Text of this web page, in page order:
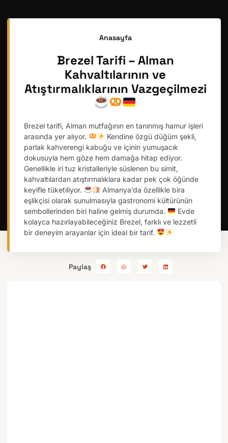
Anasayfa
Brezel Tarifi – Alman
Kahvaltılarının ve
Atıştırmalıklarının Vazgeçilmezi
Brezel tarifi, Alman mutfağının en tanınmış hamur işleri
arasında yer alıyor.
Kendine özgü düğüm şekli,
parlak kahverengi kabuğu ve içinin yumuşacık
dokusuyla hem göze hem damağa hitap ediyor.
Genellikle iri tuz kristalleriyle süslenen bu simit,
kahvaltılardan atıştırmalıklara kadar pek çok öğünde
keyifle tüketiliyor.
Almanya’da özellikle bira
eşlikçisi olarak sunulmasıyla gastronomi kültürünün
sembollerinden biri haline gelmiş durumda.
Evde
kolayca hazırlayabileceğiniz Brezel, farklı ve lezzetli
bir deneyim arayanlar için ideal bir tarif.
Paylaş